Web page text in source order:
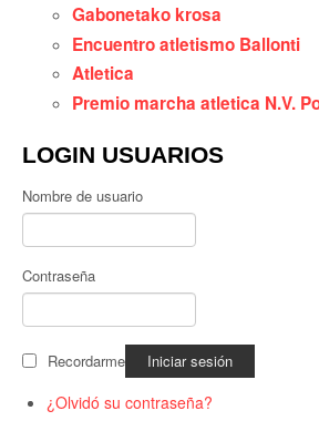
Gabonetako krosa
Encuentro atletismo Ballonti
Atletica
Premio marcha atletica N.V.
LOGIN USUARIOS
Nombre de usuario
Contraseña
Recordarme
¿Olvidó su contraseña?